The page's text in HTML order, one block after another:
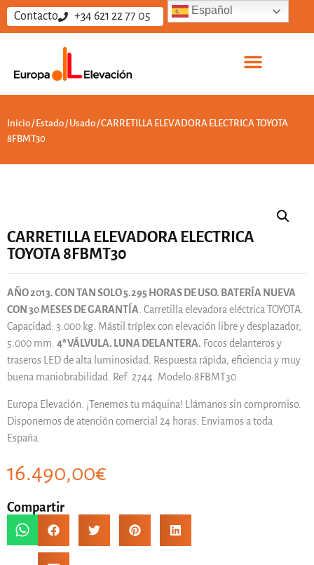
Contacto +34 621 22 77 05
Inicio/ Estado/Usado/ CARRETILLA ELEVADORA ELECTRICA TOYOTA
8FBMT30
CARRETILLA ELEVADORA ELECTRICA
TOYOTA 8FBMT30
AÑO 2013. CON TAN SOLO 5.295 HORAS DE USO. BATERÍA NUEVA
CON 30 MESES DE GARANTÍA. Carretilla elevadora eléctrica TOYOTA.
Capacidad: 3.000 kg. Mástil tríplex con elevación libre y desplazador,
5.000 mm. 4ª VÁLVULA. LUNA DELANTERA. Focos delanteros y
traseros LED de alta luminosidad. Respuesta rápida, eficiencia y muy
buena maniobrabilidad. Ref: 2744. Modelo:8FBMT30.
Europa Elevación. ¡Tenemos tu máquina! Llámanos sin compromiso.
Disponemos de atención comercial 24 horas. Enviamos a toda
España.
16.490,00€
Compartir
Español